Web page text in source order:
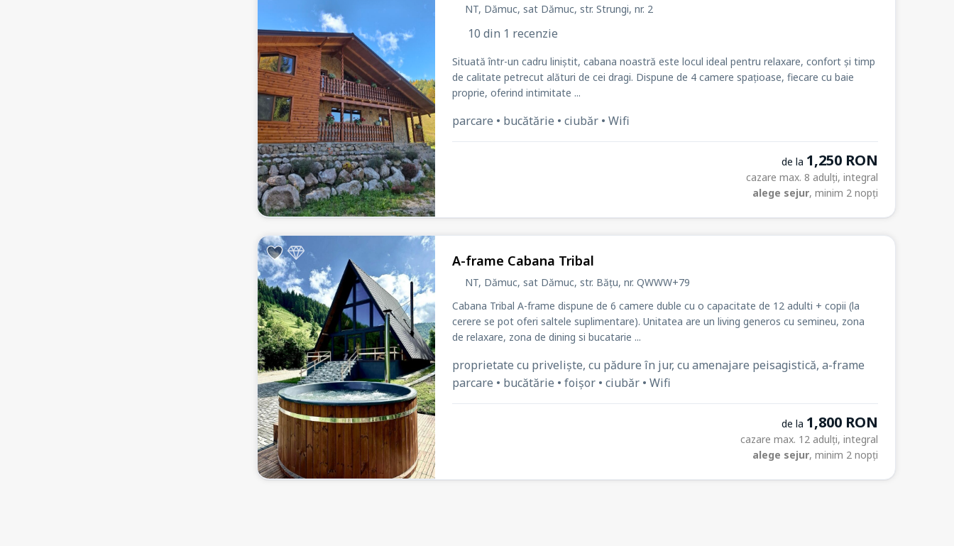
NT, Dămuc, sat Dămuc, str. Strungi, nr. 2
10 din 1 recenzie
Situată într-un cadru liniștit, cabana noastră este locul ideal pentru relaxare, confort și timp
de calitate petrecut alături de cei dragi. Dispune de 4 camere spațioase, fiecare cu baie
proprie, oferind intimitate ...
parcare • bucătărie • ciubăr • Wifi
de la 1,250 RON
cazare max. 8 adulți, integral
alege sejur, minim 2 nopți
A-frame Cabana Tribal
NT, Dămuc, sat Dămuc, str. Bățu, nr. QWWW+79
Cabana Tribal A-frame dispune de 6 camere duble cu o capacitate de 12 adulti + copii (la
cerere se pot oferi saltele suplimentare). Unitatea are un living generos cu semineu, zona
de relaxare, zona de dining si bucatarie ...
proprietate cu priveliște, cu pădure în jur, cu amenajare peisagistică, a-frame
parcare • bucătărie • foișor • ciubăr • Wifi
de la 1,800 RON
cazare max. 12 adulți, integral
alege sejur, minim 2 nopți